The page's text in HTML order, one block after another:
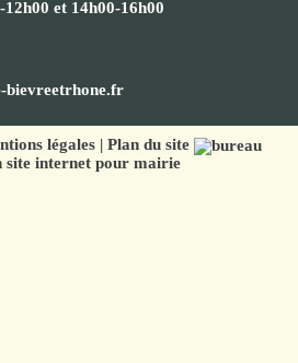
et 14h00-16h00
bievreetrhone.fr
légales| Plan du site
site internet pour mairie